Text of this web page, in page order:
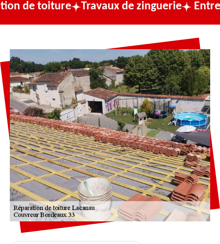
Travaux de zinguerie Entreprise de